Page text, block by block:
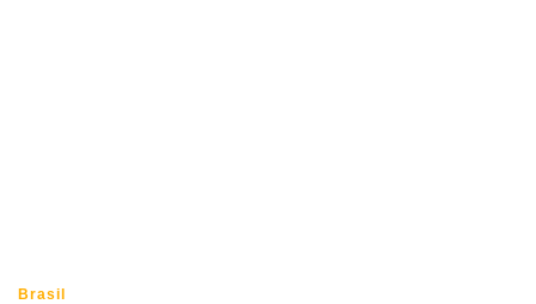
Brasil